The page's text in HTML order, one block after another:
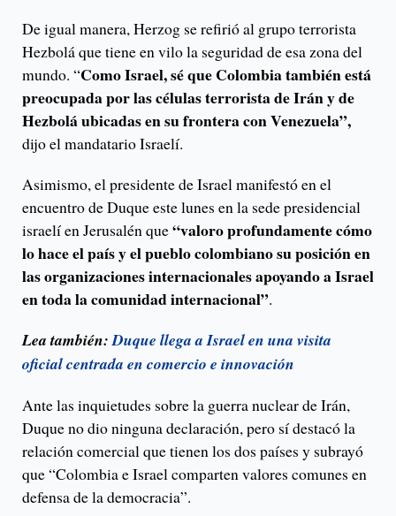
De igual manera, Herzog se refirió al grupo terrorista
Hezbolá que tiene en vilo la seguridad de esa zona del
mundo. “Como Israel, sé que Colombia también está
preocupada por las células terrorista de Irán y de
Hezbolá ubicadas en su frontera con Venezuela”,
dijo el mandatario Israelí.
Asimismo, el presidente de Israel manifestó en el
encuentro de Duque este lunes en la sede presidencial
israelí en Jerusalén que“valoro profundamente cómo
lo hace el país y el pueblo colombiano su posición en
las organizaciones internacionales apoyando a Israel
en toda la comunidad internacional”.
Lea también:Duque llega a Israel en una visita
oficial centrada en comercio e innovación
Ante las inquietudes sobre la guerra nuclear de Irán,
Duque no dio ninguna declaración, pero sí destacó la
relación comercial que tienen los dos países y subrayó
que “Colombia e Israel comparten valores comunes en
defensa de la democracia”.